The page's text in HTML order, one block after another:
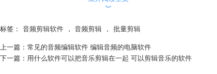
︾
标签： 音频剪辑软件 ， 音频剪辑 ， 批量剪辑
上一篇： 常见的音频编辑软件 编辑音频的电脑软件
下一篇： 用什么软件可以把音乐剪辑在一起 可以剪辑音乐的软件